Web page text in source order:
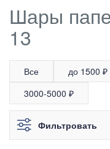
Шары
13
Все до 1500 ₽
3000-5000 ₽
Фильтровать